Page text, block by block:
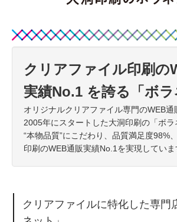
クリアファイル印刷の
実績No.1 を誇る「ボラ
オリジナルクリアファイル専門のWEB通
2005年にスタートした大洞印刷の「ボラ
“本物品質”にこだわり、品質満足度98%
印刷のWEB通販実績No.1を実現していま
クリアファイルに特化した専門